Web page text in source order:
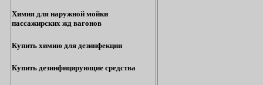
Химия для наружной мойки
пассажирских жд вагонов
Купить химию для дезинфекции
Купить дезинфицирующие средства